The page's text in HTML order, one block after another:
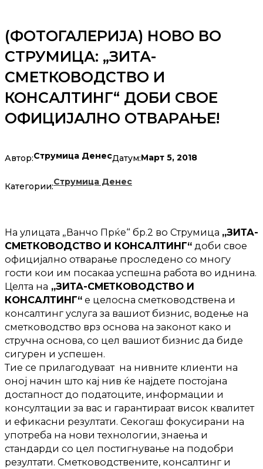
(ФОТОГАЛЕРИЈА) НОВО ВО
СТРУМИЦА: „ЗИТА-
СМЕТКОВОДСТВО И
КОНСАЛТИНГ“ ДОБИ СВОЕ
ОФИЦИЈАЛНО ОТВАРАЊЕ!
Автор:Струмица ДенесДатум:Март 5, 2018
Категории:Струмица Денес
На улицата „Ванчо Прќе“ бр.2 во Струмица „ЗИТА-
СМЕТКОВОДСТВО И КОНСАЛТИНГ“ доби свое
официјално отварање проследено со многу
гости кои им посакаа успешна работа во иднина.
Целта на „ЗИТА-СМЕТКОВОДСТВО И
КОНСАЛТИНГ“ е целосна сметководствена и
консалтинг услуга за вашиот бизнис, водење на
сметководство врз основа на законот како и
стручна основа, со цел вашиот бизнис да биде
сигурен и успешен.
Тие се прилагодуваат на нивните клиенти на
оној начин што кај нив ќе најдете постојана
достапност до податоците, информации и
консултации за вас и гарантираат висок квалитет
и ефикасни резултати. Секогаш фокусирани на
употреба на нови технологии, знаења и
стандарди со цел постигнување на подобри
резултати. Сметководствените, консалтинг и